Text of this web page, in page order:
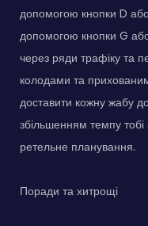
допомогою кнопки D
допомогою кнопки G
через ряди трафіку та
колодами та
доставити кожну жабу
збільшенням темпу
ретельне планування.
Поради та хитрощі